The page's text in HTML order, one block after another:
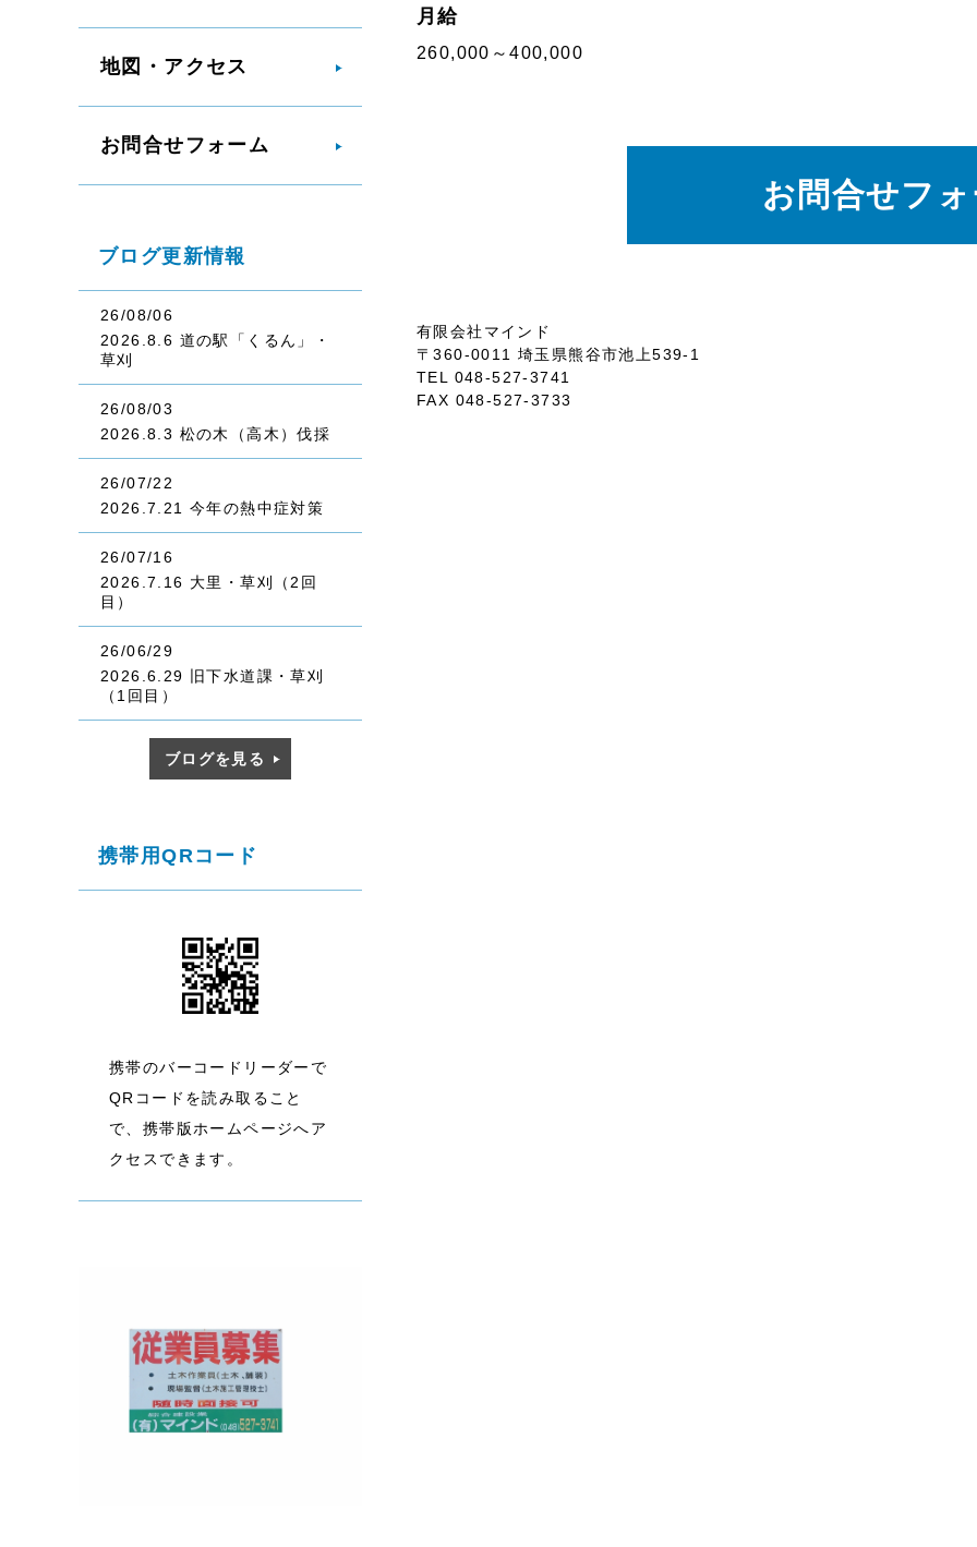
月給
260,000～400,000
お問合せフ
有限会社マインド
〒360-0011 埼玉県熊谷市池上539-1
TEL 048-527-3741
FAX 048-527-3733
地図・アクセス
お問合せフォーム
ブログ更新情報
26/08/06
2026.8.6 道の駅「くるん」・
草刈
26/08/03
2026.8.3 松の木（高木）伐採
26/07/22
2026.7.21 今年の熱中症対策
26/07/16
2026.7.16 大里・草刈（2回
目）
26/06/29
2026.6.29 旧下水道課・草刈
（1回目）
ブログを見る
携帯用QRコード
携帯のバーコードリーダーで
QRコードを読み取ること
で、携帯版ホームページへア
クセスできます。